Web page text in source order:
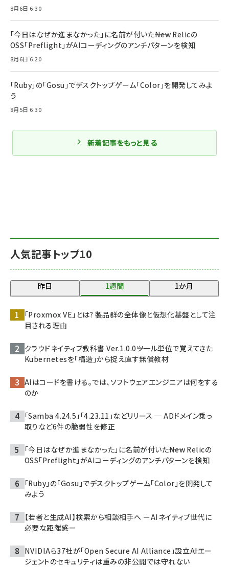
人気記事トップ10
昨日 1週間 1か月
「Proxmox VE」とは? 製品群の全体像と仮想化基盤として注
目される理由
クラウドネイティブ教科書 Ver.1.0.0――ツール単位で覚えてきた
Kubernetesを「構造」から捉え直す無償教材
AIはコードを書ける。では、ソフトウェアエンジニアは何をする
のか
「Samba 4.24.5」「4.23.11」などリリース ─ ADドメイン乗っ
取りなど6件の脆弱性を修正
「今日はなぜか進まなかった」に名前が付いた――New Relicの
OSS「Preflight」がAIコーディングのアンチパターンを検知
「Ruby」の「Gosu」でデスクトップゲーム「Color」を開発して
みよう
【若者と生成AI】検索から相談相手へ ーAIネイティブ世代に
必要な距離感ー
NVIDIAら37社が「Open Secure AI Alliance」設立――AIエー
ジェントのセキュリティは重みの非公開では守れない
8月6日 6:30
「今日はなぜか進まなかった」に名前が付いた――New Relicの
OSS「Preflight」がAIコーディングのアンチパターンを検知
8月6日 6:20
「Ruby」の「Gosu」でデスクトップゲーム「Color」を開発してみよ
う
8月5日 6:30
新着記事をもっと見る